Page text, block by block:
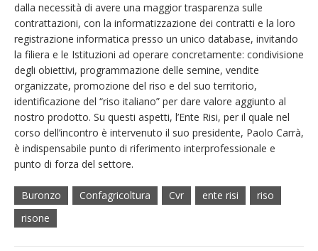
dalla necessità di avere una maggior trasparenza sulle
contrattazioni, con la informatizzazione dei contratti e la loro
registrazione informatica presso un unico database, invitando
la filiera e le Istituzioni ad operare concretamente: condivisione
degli obiettivi, programmazione delle semine, vendite
organizzate, promozione del riso e del suo territorio,
identificazione del “riso italiano” per dare valore aggiunto al
nostro prodotto. Su questi aspetti, l’Ente Risi, per il quale nel
corso dell’incontro è intervenuto il suo presidente, Paolo Carrà,
è indispensabile punto di riferimento interprofessionale e
punto di forza del settore.
Buronzo Confagricoltura Cvr ente risi
riso
risone